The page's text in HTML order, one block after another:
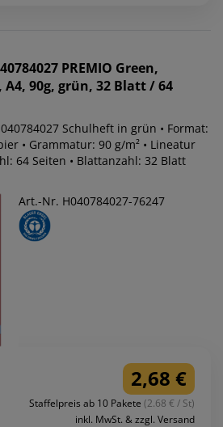
PREMIO Green,
90g, grün, 32 Blatt / 64
Schulheft in grün • Format:
• Grammatur: 90 g/m² • Lineatur
64 Seiten • Blattanzahl: 32 Blatt
Art.-Nr. H040784027-76247
2,68 €
Staffelpreis ab 10 Pakete (2.68 € / St)
inkl. MwSt. & zzgl. Versand